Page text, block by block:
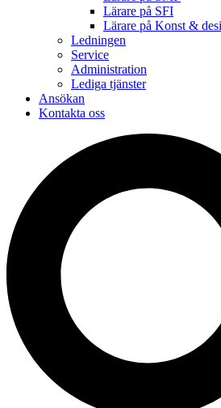
Lärare på SFI
Lärare på Konst &
Ledningen
Service
Administration
Lediga tjänster
Ansökan
Kontakta oss